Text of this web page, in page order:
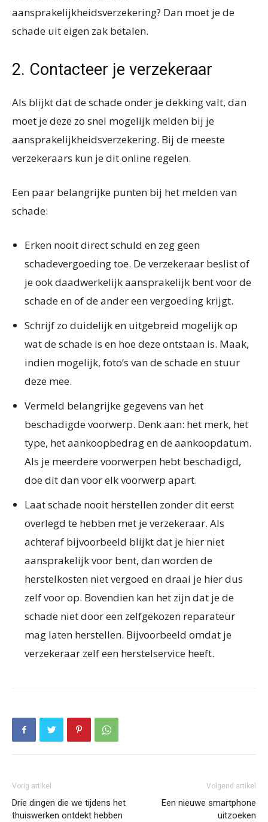
aansprakelijkheidsverzekering? Dan moet je de
schade uit eigen zak betalen.
2. Contacteer je verzekeraar
Als blijkt dat de schade onder je dekking valt, dan
moet je deze zo snel mogelijk melden bij je
aansprakelijkheidsverzekering. Bij de meeste
verzekeraars kun je dit online regelen.
Een paar belangrijke punten bij het melden van
schade:
Erken nooit direct schuld en zeg geen
schadevergoeding toe. De verzekeraar beslist of
je ook daadwerkelijk aansprakelijk bent voor de
schade en of de ander een vergoeding krijgt.
Schrijf zo duidelijk en uitgebreid mogelijk op
wat de schade is en hoe deze ontstaan is. Maak,
indien mogelijk, foto’s van de schade en stuur
deze mee.
Vermeld belangrijke gegevens van het
beschadigde voorwerp. Denk aan: het merk, het
type, het aankoopbedrag en de aankoopdatum.
Als je meerdere voorwerpen hebt beschadigd,
doe dit dan voor elk voorwerp apart.
Laat schade nooit herstellen zonder dit eerst
overlegd te hebben met je verzekeraar. Als
achteraf bijvoorbeeld blijkt dat je hier niet
aansprakelijk voor bent, dan worden de
herstelkosten niet vergoed en draai je hier dus
zelf voor op. Bovendien kan het zijn dat je de
schade niet door een zelfgekozen reparateur
mag laten herstellen. Bijvoorbeeld omdat je
verzekeraar zelf een herstelservice heeft.
Vorig artikel
Drie dingen die we tijdens het
thuiswerken ontdekt hebben
Volgend artikel
Een nieuwe smartphone
uitzoeken